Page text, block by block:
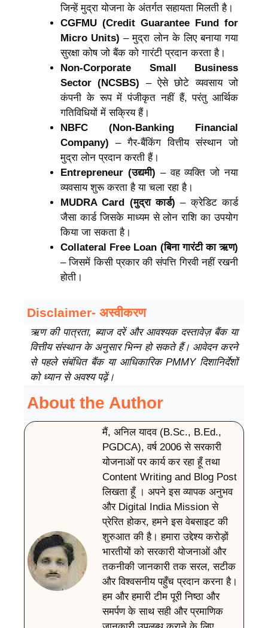
जिन्हें मुद्रा योजना के अंतर्गत सहायता मिलती है।
CGFMU (Credit Guarantee Fund for
Micro Units) – मुद्रा लोन के लिए बनाया गया
सुरक्षा कोष जो बैंक को गारंटी प्रदान करता है।
Non-Corporate Small Business
Sector (NCSBS) – ऐसे छोटे व्यवसाय जो
कंपनी के रूप में पंजीकृत नहीं हैं, परंतु आर्थिक
गतिविधियों में सक्रिय हैं।
NBFC (Non-Banking Financial
Company) – गैर-बैंकिंग वित्तीय संस्थान जो
मुद्रा लोन प्रदान करती हैं।
Entrepreneur (उद्यमी) – वह व्यक्ति जो नया
व्यवसाय शुरू करता है या चला रहा है।
MUDRA Card (मुद्रा कार्ड) – क्रेडिट कार्ड
जैसा कार्ड जिसके माध्यम से लोन राशि का उपयोग
किया जा सकता है।
Collateral Free Loan (बिना गारंटी का ऋण)
– जिसमें किसी प्रकार की संपत्ति गिरवी नहीं रखनी
होती।
Disclaimer- अस्वीकरण
ऋण की पात्रता, ब्याज दरें और आवश्यक दस्तावेज़ बैंक या
वित्तीय संस्थान के अनुसार भिन्न हो सकते हैं। आवेदन करने
से पहले संबंधित बैंक या आधिकारिक PMMY दिशानिर्देशों
को ध्यान से अवश्य पढ़ें।
About the Author
मैं, अनिल यादव (B.Sc., B.Ed.,
PGDCA), वर्ष 2006 से सरकारी
योजनाओं पर कार्य कर रहा हूँ तथा
Content Writing and Blog Post
लिखता हूँ । अपने इस व्यापक अनुभव
और Digital India Mission से
प्रेरित होकर, हमने इस वेबसाइट की
शुरुआत की है। हमारा उद्देश्य करोड़ों
भारतीयों को सरकारी योजनाओं और
तकनीकी जानकारी तक सरल, सटीक
और विश्वसनीय पहुँच प्रदान करना है।
हम और हमारी टीम पूरी निष्ठा और
समर्पण के साथ सही और प्रमाणिक